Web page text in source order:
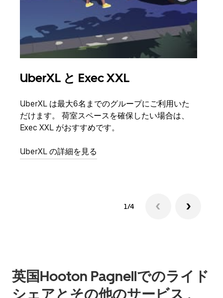
UberXL と Exec XXL
UberXL は最大6名までのグループにご利用いた
だけます。 荷室スペースを確保したい場合は、
Exec XXL がおすすめです。
UberXL の詳細を見る
1/4
英国Hooton Pagnellでのライド
シェアとその他のサービス 、